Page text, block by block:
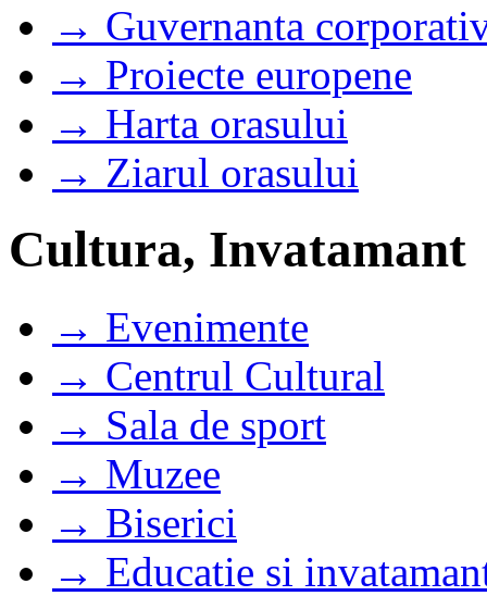
→ Guvernanta
→ Proiecte europene
→ Harta orasului
→ Ziarul orasului
Cultura, Invatamant
→ Evenimente
→ Centrul Cultural
→ Sala de sport
→ Muzee
→ Biserici
→ Educatie si